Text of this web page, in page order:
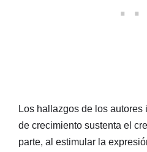
Los hallazgos de los autores
de crecimiento sustenta el
parte, al estimular la